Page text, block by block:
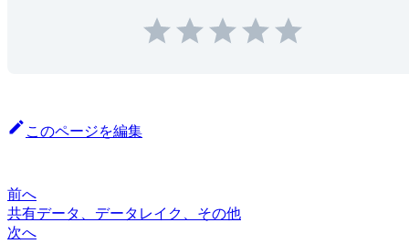
このページを編集
前へ
共有データ、データレイク、その他
次へ